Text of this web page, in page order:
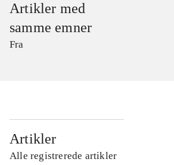
Artikler med
samme emner
Fra
Artikler
Alle registrerede artikler